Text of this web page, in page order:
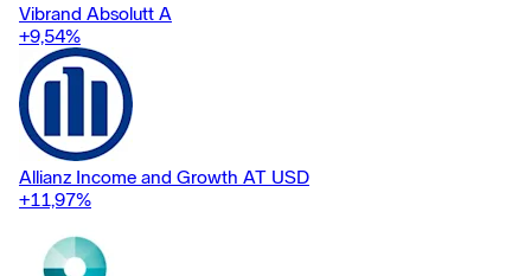
Vibrand Absolutt A
+9,54%
Allianz Income and Growth AT USD
+11,97%